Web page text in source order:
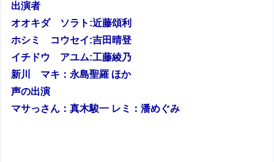
出演者
オオキダ ソラト:近藤頌利
ホシミ コウセイ:吉田晴登
イチドウ アユム:工藤綾乃
新川 マキ：永島聖羅 ほか
声の出演
マサっさん：真木駿一 レミ：潘めぐみ